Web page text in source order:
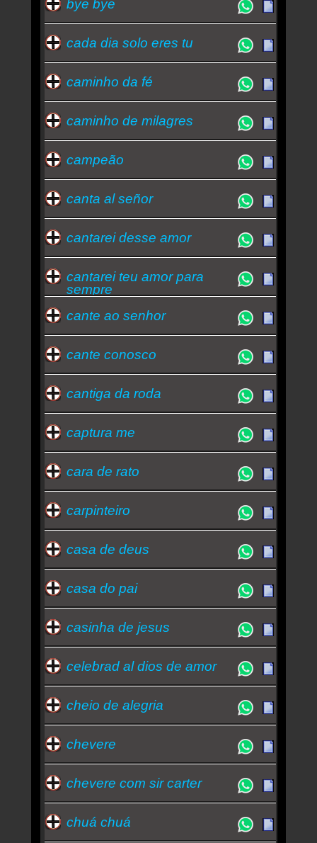
bye bye
cada dia solo eres tu
caminho da fé
caminho de milagres
campeão
canta al señor
cantarei desse amor
cantarei teu amor para
sempre
cante ao senhor
cante conosco
cantiga da roda
captura me
cara de rato
carpinteiro
casa de deus
casa do pai
casinha de jesus
celebrad al dios de amor
cheio de alegria
chevere
chevere com sir carter
chuá chuá